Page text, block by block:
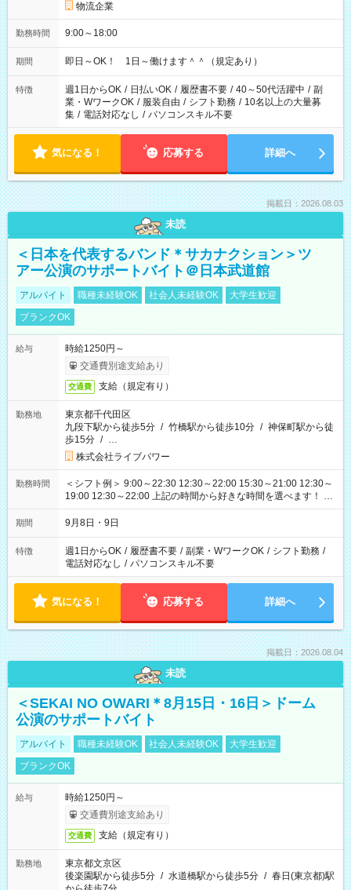
物流企業
勤務時間 9:00～18:00
期間 即日～OK！ 1日～働けます＾＾（規定あり）
特徴 週1日からOK / 日払いOK / 履歴書不要 / 40～50代活躍中 / 副
業・WワークOK / 服装自由 / シフト勤務 / 10名以上の大量募
集 / 電話対応なし / パソコンスキル不要
気になる！ 応募する 詳細へ
掲載日：2026.08.03
未読
＜日本を代表するバンド＊サカナクション＞ツ
アー公演のサポートバイト＠日本武道館
アルバイト 職種未経験OK 社会人未経験OK
大学生歓迎
ブランクOK
給与
時給1250円～
交通費別途支給あり
交通費 支給（規定有り）
勤務地
東京都千代田区
九段下駅から徒歩5分 / 竹橋駅から徒歩10分 / 神保町駅から徒
歩15分 / …
株式会社ライブパワー
勤務時間
＜シフト例＞ 9:00～22:30 12:30～22:00 15:30～21:00 12:30～
19:00 12:30～22:00 上記の時間から好きな時間を選べます！ ※
時間は変更となる可能性があります
期間 9月8日・9日
特徴 週1日からOK / 履歴書不要 / 副業・WワークOK / シフト勤務 /
電話対応なし / パソコンスキル不要
気になる！ 応募する 詳細へ
掲載日：2026.08.04
未読
＜SEKAI NO OWARI＊8月15日・16日＞ドーム
公演のサポートバイト
アルバイト 職種未経験OK 社会人未経験OK
大学生歓迎
ブランクOK
給与
時給1250円～
交通費別途支給あり
交通費 支給（規定有り）
勤務地
東京都文京区
後楽園駅から徒歩5分 / 水道橋駅から徒歩5分 / 春日(東京都)駅